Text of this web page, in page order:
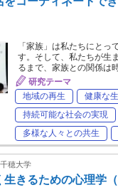
「家族」は私たちにとっ
す。そして、私たちが生
るまで、家族との関係は
研究テーマ
地域の再生
健康な
持続可能な社会の実現
多様な人々との共生
穂大学
きるための心理学（